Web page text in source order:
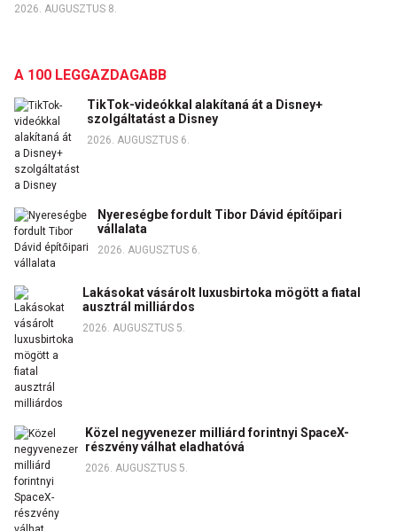
2026. AUGUSZTUS 8.
A 100 LEGGAZDAGABB
TikTok-videókkal alakítaná át a Disney+
szolgáltatást a Disney
2026. AUGUSZTUS 6.
Nyereségbe fordult Tibor Dávid építőipari
vállalata
2026. AUGUSZTUS 6.
Lakásokat vásárolt luxusbirtoka mögött a fiatal
ausztrál milliárdos
2026. AUGUSZTUS 5.
Közel negyvenezer milliárd forintnyi SpaceX-
részvény válhat eladhatóvá
2026. AUGUSZTUS 5.